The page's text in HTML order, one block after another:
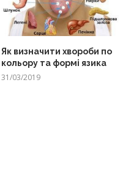
Як визначити хвороби по
кольору та формі язика
31/03/2019